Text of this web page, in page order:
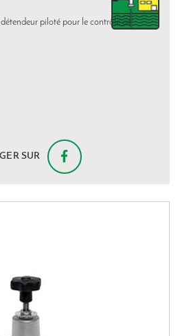
piloté pour le contrôle de
SUR